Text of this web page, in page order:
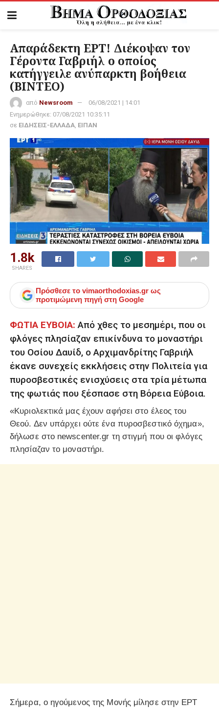
Απαράδεκτη ΕΡΤ! Διέκοψαν τον
Γέροντα Γαβριήλ ο οποίος
κατήγγειλε ανύπαρκτη βοήθεια
(ΒΙΝΤΕΟ)
από Newsroom
06/08/2021 | 14:01
Ενημερώθηκε: 07/08/2021 10:35:11
σε ΕΙΔΗΣΕΙΣ-ΕΛΛΑΔΑ, ΕΙΠΑΝ
1.8k
SHARES
Πρόσθεσε το vimaorthodoxias.gr ως
προτιμώμενη πηγή στη Google
ΦΩΤΙΑ ΕΥΒΟΙΑ: Από χθες το μεσημέρι, που οι
φλόγες πλησίαζαν επικίνδυνα το μοναστήρι
του Οσίου Δαυίδ, ο Αρχιμανδρίτης Γαβριήλ
έκανε συνεχείς εκκλήσεις στην Πολιτεία για
πυροσβεστικές ενισχύσεις στα τρία μέτωπα
της φωτιάς που ξέσπασε στη Βόρεια Εύβοια.
«Κυριολεκτικά μας έχουν αφήσει στο έλεος του
Θεού. Δεν υπάρχει ούτε ένα πυροσβεστικό όχημα»,
δήλωσε στο newscenter.gr τη στιγμή που οι φλόγες
πλησίαζαν το μοναστήρι.
Σήμερα, ο ηγούμενος της Μονής μίλησε στην ΕΡΤ